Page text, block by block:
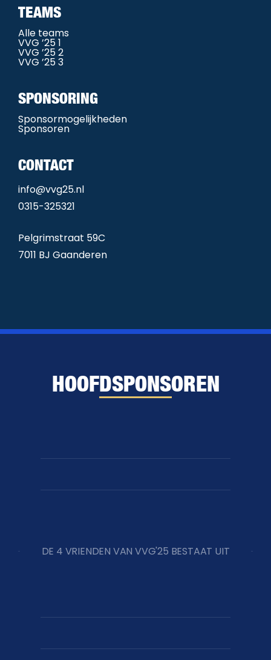
TEAMS
Alle teams
VVG ’25 1
VVG ’25 2
VVG ’25 3
SPONSORING
Sponsormogelijkheden
Sponsoren
CONTACT
info@vvg25.nl
0315-325321
Pelgrimstraat 59C
7011 BJ Gaanderen
HOOFDSPONSOREN
DE 4 VRIENDEN VAN VVG'25 BESTAAT UIT